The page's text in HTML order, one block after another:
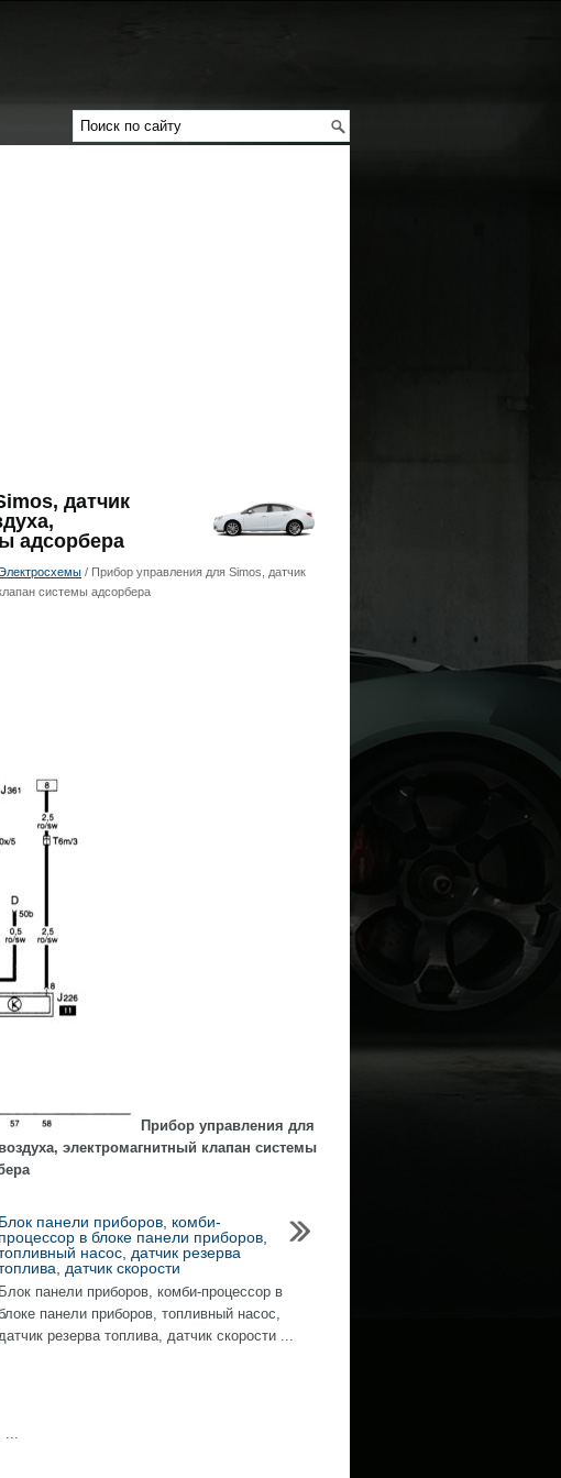
датчик
адсорбера
/ Прибор управления для Simos, датчик
системы адсорбера
Прибор управления для
электромагнитный клапан системы
Блок панели приборов, комби-
процессор в блоке панели приборов,
насос, датчик резерва
датчик скорости
Блок панели приборов, комби-процессор в
панели приборов, топливный насос,
резерва топлива, датчик скорости ...
...